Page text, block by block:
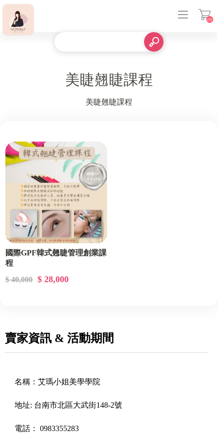
(0)
美睫翹睫課程
美睫翹睫課程
國際GPF韓式翹睫管理創業課
程
$ 40,000
$ 28,000
賣家資訊 & 活動期間
名稱： 艾瑪小姐美學學院
地址: 台南市北區大武街148-2號
電話： 0983355283